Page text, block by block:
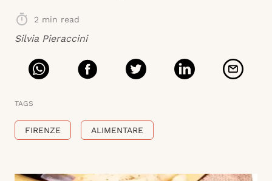
2 min read
Silvia Pieraccini
TAGS
FIRENZE ALIMENTARE